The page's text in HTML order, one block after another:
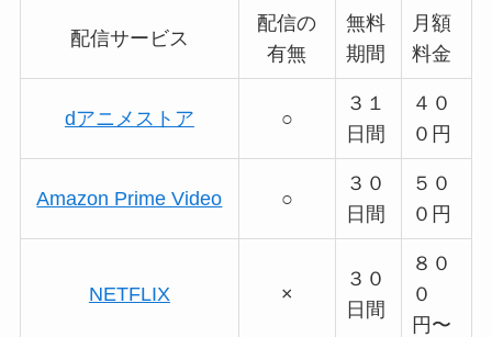
配信サービス
配信の
有無
無料
期間
月額
料金
dアニメストア ○
３１
日間
４０
０円
Amazon Prime Video ○
３０
日間
５０
０円
NETFLIX ×
３０
日間
８０
０
円〜